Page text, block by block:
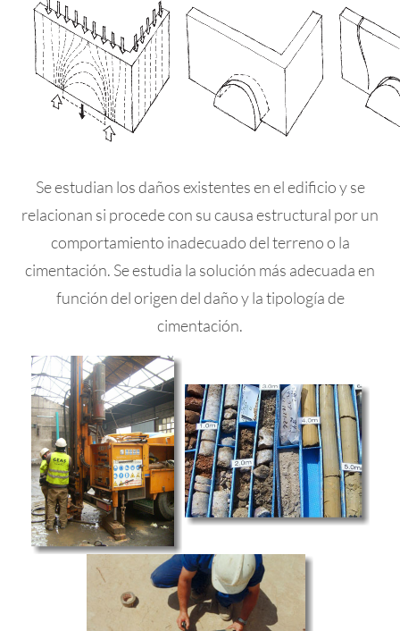
Se estudian los daños existentes en el edificio y se
relacionan si procede con su causa estructural por un
comportamiento inadecuado del terreno o la
cimentación. Se estudia la solución más adecuada en
función del origen del daño y la tipología de
cimentación.